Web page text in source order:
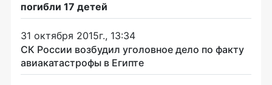
погибли 17 детей
31 октября 2015г., 13:34
СК России возбудил уголовное дело по факту
авиакатастрофы в Египте